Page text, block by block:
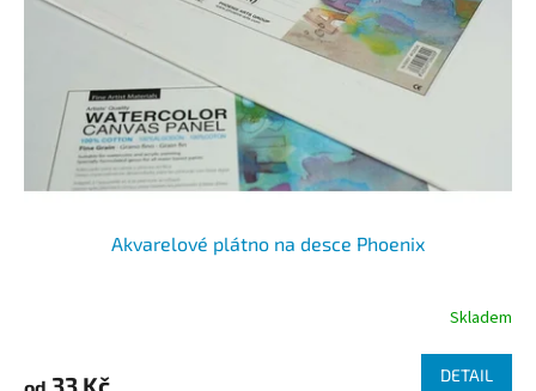
Akvarelové plátno na desce Phoenix
Skladem
od 33 Kč DETAIL